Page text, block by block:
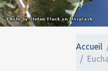
Accueil